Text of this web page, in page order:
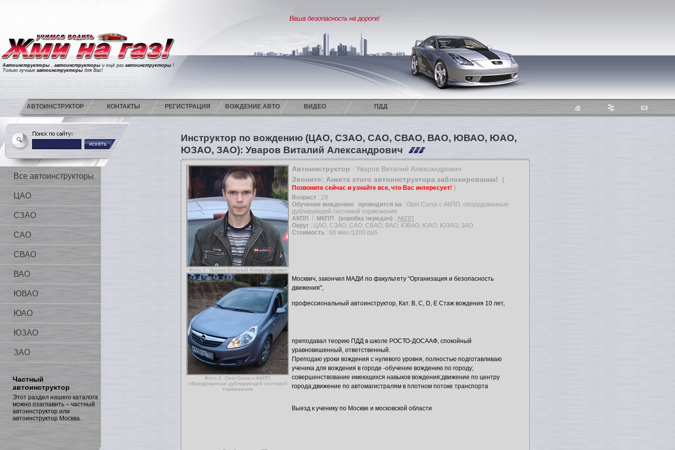
Автоинструкторы , автоинструкторы и ещё раз автоинструкторы !
Только лучшие автоинструкторы для Вас!
АВТОИНСТРУКТОР КОНТАКТЫ РЕГИСТРАЦИЯ ВОЖДЕНИЕ АВТО ВИДЕО ПДД
Все автоинструкторы
ЦАО
СЗАО
САО
СВАО
ВАО
ЮВАО
ЮАО
ЮЗАО
ЗАО
Частный
автоинструктор
Этот раздел нашего каталога
можно озаглавить – частный
автоинструктор или
автоинструктор Москва.
Инструктор по вождению (ЦАО, СЗАО, САО, СВАО, ВАО, ЮВАО, ЮАО,
ЮЗАО, ЗАО): Уваров Виталий Александрович
Фото 1. Уваров Виталий Александрович
Автоинструктор : Уваров Виталий Александрович
Звоните: Анкета этого автоинструктора заблокированна!
(
Позвоните сейчас и узнайте все, что Вас интересует! )
Возраст : 29
Обучение вождению
проводится на : Opel Corsa с АКПП, оборудованные
дублирующей системой торможения
АКПП
/ МКПП (коробка передач) : АКПП
Округ : ЦАО, СЗАО, САО, СВАО, ВАО, ЮВАО, ЮАО, ЮЗАО, ЗАО
Стоимость : 60 мин./1200 руб.
Фото 2. Opel Corsa с АКПП,
оборудованные дублирующей системой
торможения
Москвич, закончил МАДИ по факультету "Организация и безопасность
движения",
профессиональный автоинструктор, Кат. В, С, D, E Стаж вождения 10 лет,
преподавал теорию ПДД в школе РОСТО-ДОСААФ, спокойный
уравновешенный, ответственный.
Преподаю уроки вождения с нулевого уровня, полностью подготавливаю
ученика для вождения в городе -обучение вождению по городу;
совершенствование имеющихся навыков вождения;движение по центру
города;движение по автомагистралям в плотном потоке транспорта
Выезд к ученику по Москве и московской области